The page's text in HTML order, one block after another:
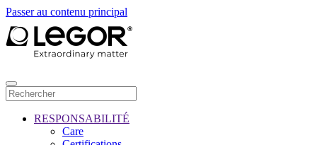
Passer au contenu principal
RESPONSABILITÉ
Care